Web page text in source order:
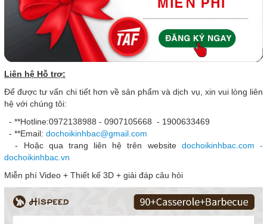
Liên hệ Hỗ trợ:
Để được tư vấn chi tiết hơn về sản phẩm và dịch vụ, xin vui lòng liên
hệ với chúng tôi:
- **Hotline:0972138988 - 0907105668 - 1900633469
- **Email: dochoikinhbac@gmail.com
- Hoặc qua trang liên hệ trên website dochoikinhbac.com -
dochoikinhbac.vn
Miễn phí Video + Thiết kế 3D + giải đáp câu hỏi